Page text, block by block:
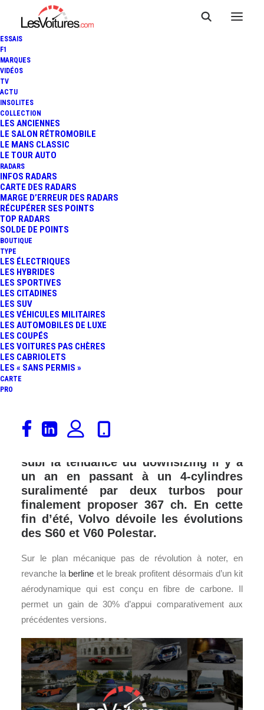
ESSAIS
F1
MARQUES
VIDÉOS
TV
ACTU
INSOLITES
COLLECTION
LES ANCIENNES
LE SALON RÉTROMOBILE
LE MANS CLASSIC
LE TOUR AUTO
RADARS
INFOS RADARS
CARTE DES RADARS
MARGE D’ERREUR DES RADARS
RÉCUPÉRER SES POINTS
TOP RADARS
SOLDE DE POINTS
BOUTIQUE
TYPE
LES ÉLECTRIQUES
LES HYBRIDES
LES SPORTIVES
LES CITADINES
LES SUV
LES VÉHICULES MILITAIRES
LES AUTOMOBILES DE LUXE
LES COUPÉS
LES VOITURES PAS CHÈRES
LES CABRIOLETS
LES « SANS PERMIS »
CARTE
PRO
VOLVO S60 & V60 POLESTAR
: OPTIMISATIONS
AÉRODYNAMIQUES !
1 Minutes
Motorisées depuis le début de leur
commercialisation en 2013 par un V6
subi la tendance du downsizing il y a
un an en passant à un 4-cylindres
suralimenté par deux turbos pour
finalement proposer 367 ch. En cette
fin d’été, Volvo dévoile les évolutions
des S60 et V60 Polestar.
Sur le plan mécanique pas de révolution à noter, en
revanche la berline et le break profitent désormais d’un kit
aérodynamique qui est conçu en fibre de carbone. Il
permet un gain de 30% d’appui comparativement aux
précédentes versions.